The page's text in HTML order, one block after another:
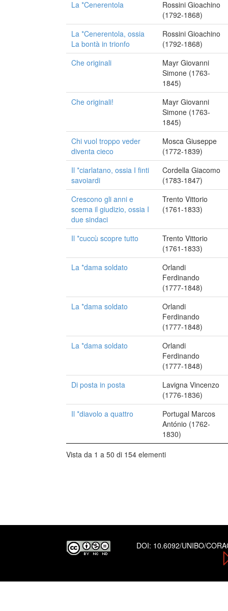
La *Cenerentola
Rossini Gioachino
(1792-1868)
La *Cenerentola, ossia
La bontà in trionfo
Rossini Gioachino
(1792-1868)
Che originali
Mayr Giovanni
Simone (1763-
1845)
Che originali!
Mayr Giovanni
Simone (1763-
1845)
Chi vuol troppo veder
diventa cieco
Mosca Giuseppe
(1772-1839)
Il *ciarlatano, ossia I finti
savoiardi
Cordella Giacomo
(1783-1847)
Crescono gli anni e
scema il giudizio, ossia I
due sindaci
Trento Vittorio
(1761-1833)
Il *cuccù scopre tutto
Trento Vittorio
(1761-1833)
La *dama soldato
Orlandi
Ferdinando
(1777-1848)
La *dama soldato
Orlandi
Ferdinando
(1777-1848)
La *dama soldato
Orlandi
Ferdinando
(1777-1848)
Di posta in posta
Lavigna Vincenzo
(1776-1836)
Il *diavolo a quattro
Portugal Marcos
António (1762-
1830)
Vista da 1 a 50 di 154 elementi
DOI: 10.6092/UNIBO/